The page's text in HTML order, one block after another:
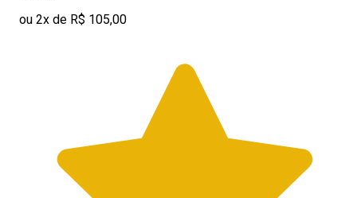
ou 2x de R$ 105,00